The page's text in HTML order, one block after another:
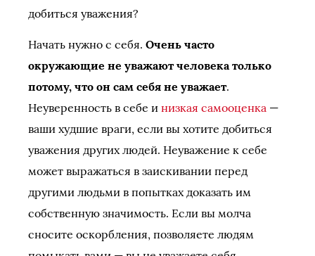
добиться уважения?
Начать нужно с себя. Очень часто
окружающие не уважают человека только
потому, что он сам себя не уважает.
Неуверенность в себе и низкая самооценка —
ваши худшие враги, если вы хотите добиться
уважения других людей. Неуважение к себе
может выражаться в заискивании перед
другими людьми в попытках доказать им
собственную значимость. Если вы молча
сносите оскорбления, позволяете людям